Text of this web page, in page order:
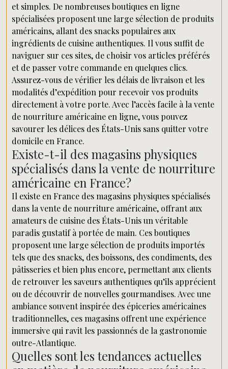
et simples. De nombreuses boutiques en ligne
spécialisées proposent une large sélection de produits
américains, allant des snacks populaires aux
ingrédients de cuisine authentiques. Il vous suffit de
naviguer sur ces sites, de choisir vos articles préférés
et de passer votre commande en quelques clics.
Assurez-vous de vérifier les délais de livraison et les
modalités d’expédition pour recevoir vos produits
directement à votre porte. Avec l’accès facile à la vente
de nourriture américaine en ligne, vous pouvez
savourer les délices des États-Unis sans quitter votre
domicile en France.
Existe-t-il des magasins physiques
spécialisés dans la vente de nourriture
américaine en France?
Il existe en France des magasins physiques spécialisés
dans la vente de nourriture américaine, offrant aux
amateurs de cuisine des États-Unis un véritable
paradis gustatif à portée de main. Ces boutiques
proposent une large sélection de produits importés
tels que des snacks, des boissons, des condiments, des
pâtisseries et bien plus encore, permettant aux clients
de retrouver les saveurs authentiques qu’ils apprécient
ou de découvrir de nouvelles gourmandises. Avec une
ambiance souvent inspirée des épiceries américaines
traditionnelles, ces magasins offrent une expérience
immersive qui ravit les passionnés de la gastronomie
outre-Atlantique.
Quelles sont les tendances actuelles